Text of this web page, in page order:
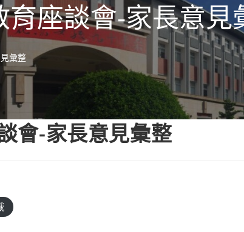
座談會-家長意見
彙整
會-家長意見彙整